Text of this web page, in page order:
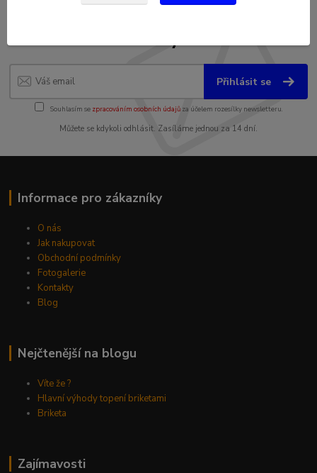
Nepropásněte novinky, akce a
slevy!
Přihlásit se
Souhlasím se zpracováním osobních údajůza účelem rozesílky newsletteru.
Můžete se kdykoli odhlásit. Zasíláme jednou za 14 dní.
Informace pro zákazníky
O nás
Jak nakupovat
Obchodní podmínky
Fotogalerie
Kontakty
Blog
Nejčtenější na blogu
Víte že ?
Hlavní výhody topení briketami
Briketa
Zajímavosti